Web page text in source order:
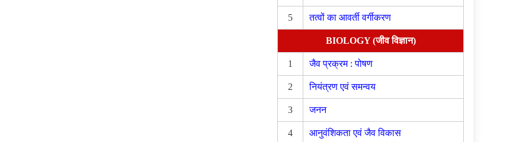
5 तत्वों का आवर्ती वर्गीकरण
BIOLOGY (जीव विज्ञान)
1 जैव प्रक्रम : पोषण
2 नियंत्रण एवं समन्वय
3 जनन
4 आनुवंशिकता एवं जैव विकास